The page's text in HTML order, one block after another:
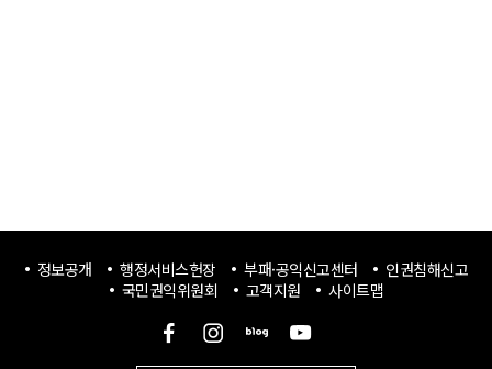
정보공개 행정서비스헌장 부패·공익신고센터
인권침해신고
국민권익위원회
고객지원 사이트맵